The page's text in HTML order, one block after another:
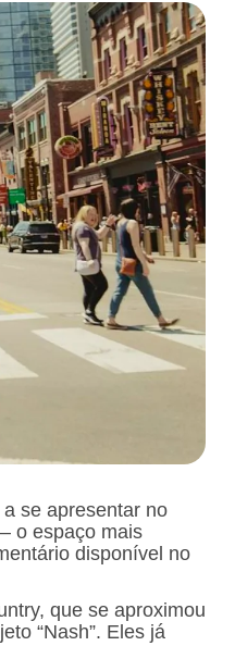
se apresentar no
o espaço mais
disponível no
que se aproximou
“Nash”. Eles já